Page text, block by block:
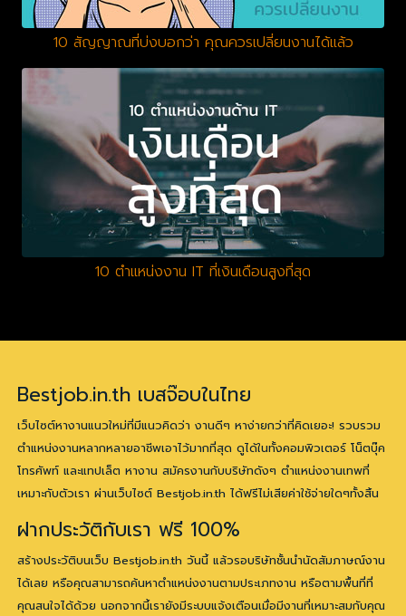
10 สัญญาณที่บ่งบอกว่า คุณควรเปลี่ยนงานได้แล้ว
10 ตำแหน่งงาน IT ที่เงินเดือนสูงที่สุด
Bestjob.in.th เบสจ๊อบในไทย
เว็บไซต์หางานแนวใหม่ที่มีแนวคิดว่า งานดีๆ หาง่ายกว่าที่คิดเยอะ! รวบรวม
ตำแหน่งงานหลากหลายอาชีพเอาไว้มากที่สุด ดูได้ในทั้งคอมพิวเตอร์ โน็ตบุ๊ค
โทรศัพท์ และแทปเล็ต หางาน สมัครงานกับบริษัทดังๆ ตำแหน่งงานเทพที่
เหมาะกับตัวเรา ผ่านเว็บไซต์ Bestjob.in.th ได้ฟรีไม่เสียค่าใช้จ่ายใดๆทั้งสิ้น
ฝากประวัติกับเรา ฟรี 100%
สร้างประวัติบนเว็บ Bestjob.in.th วันนี้ แล้วรอบริษัทชั้นนำนัดสัมภาษณ์งาน
ได้เลย หรือคุณสามารถค้นหาตำแหน่งงานตามประเภทงาน หรือตามพื้นที่ที่
คุณสนใจได้ด้วย นอกจากนี้เรายังมีระบบแจ้งเตือนเมื่อมีงานที่เหมาะสมกับคุณ